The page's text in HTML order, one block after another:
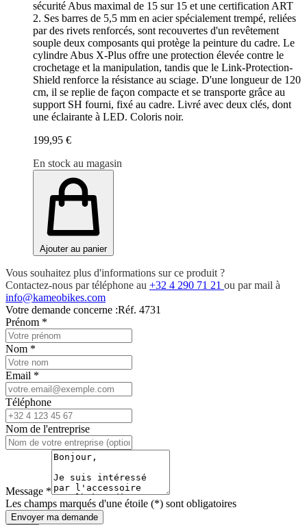
sécurité Abus maximal de 15 sur 15 et une certification ART
2. Ses barres de 5,5 mm en acier spécialement trempé, reliées
par des rivets renforcés, sont recouvertes d'un revêtement
souple deux composants qui protège la peinture du cadre. Le
cylindre Abus X-Plus offre une protection élevée contre le
crochetage et la manipulation, tandis que le Link-Protection-
Shield renforce la résistance au sciage. D'une longueur de 120
cm, il se replie de façon compacte et se transporte grâce au
support SH fourni, fixé au cadre. Livré avec deux clés, dont
une éclairante à LED. Coloris noir.
199,95 €
En stock au magasin
Ajouter au panier
Vous souhaitez plus d'informations sur ce produit ?
Contactez-nous par téléphone au +32 4 290 71 21 ou par mail à
info@kameobikes.com
Votre demande concerne :Réf. 4731
Prénom *
Nom *
Email *
Téléphone
Nom de l'entreprise
Message *
Les champs marqués d'une étoile (*) sont obligatoires
Envoyer ma demande